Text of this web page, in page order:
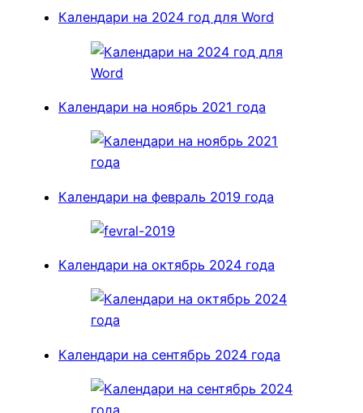
Календари на 2024 год для Word
Календари на ноябрь 2021 года
Календари на февраль 2019 года
Календари на октябрь 2024 года
Календари на сентябрь 2024 года